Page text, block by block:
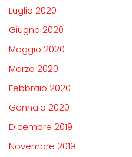
Luglio 2020
Giugno 2020
Maggio 2020
Marzo 2020
Febbraio 2020
Gennaio 2020
Dicembre 2019
Novembre 2019